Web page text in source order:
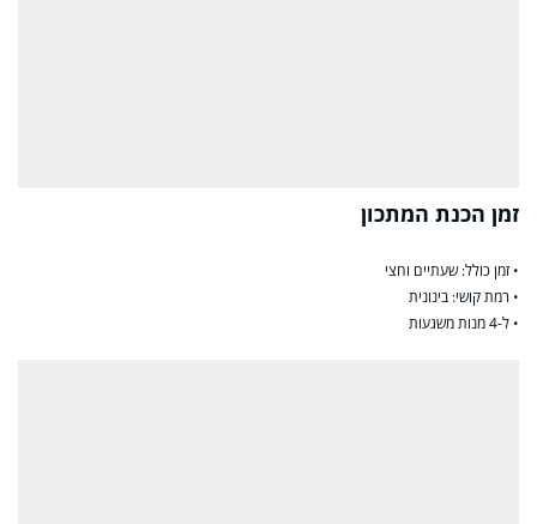
זמן הכנת המתכון
• זמן כולל: שעתיים וחצי
• רמת קושי: בינונית
• ל-4 מנות משגעות